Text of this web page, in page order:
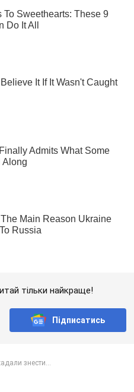
тільки найкраще!
Підписатись
знести...